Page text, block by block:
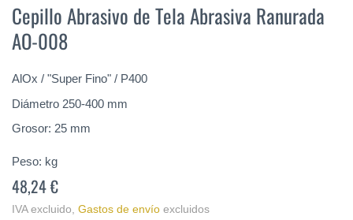
comienzo
de
la
de
imágenes
Cepillo Abrasivo de Tela Abrasiva Ranurada
AO-008
AlOx / "Super Fino" / P400
Diámetro 250-400 mm
Grosor: 25 mm
Peso: kg
48,24 €
IVA excluido, Gastos de envío excluidos